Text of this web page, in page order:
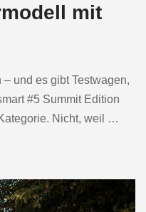
mit
und es gibt Testwagen,
#5 Summit Edition
Nicht, weil …